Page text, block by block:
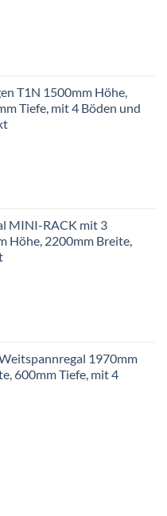
T1N 1500mm Höhe,
Tiefe, mit 4 Böden und
MINI-RACK mit 3
Höhe, 2200mm Breite,
1970mm
600mm Tiefe, mit 4